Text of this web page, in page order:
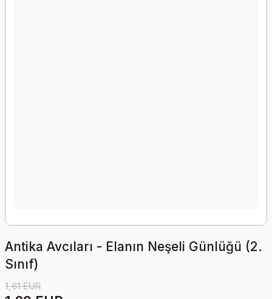
Antika Avcıları - Elanın Neşeli Günlüğü (2.
Sınıf)
1,61 EUR